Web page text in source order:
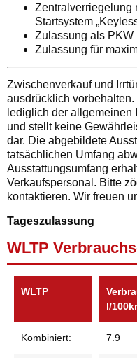
Zentralverriegelung
Startsystem
Zulassung als PKW
Zulassung für
Zwischenverkauf und
ausdrücklich
lediglich der
und stellt keine
dar. Die abgebildete
tatsächlichen Umfang
Ausstattungsumfang
Verkaufspersonal. Bitte
kontaktieren. Wir freuen
Tageszulassung
WLTP
WLTP
l/
Kombiniert: 7.9